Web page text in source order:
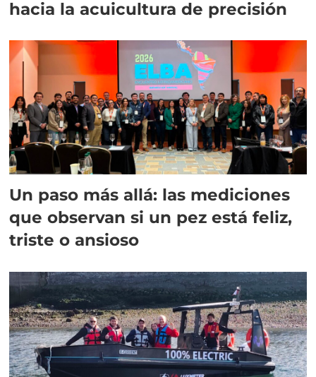
hacia la acuicultura de precisión
Un paso más allá: las mediciones
que observan si un pez está feliz,
triste o ansioso